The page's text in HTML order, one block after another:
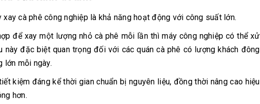
cà phê công nghiệp là khả năng hoạt động với công suất lớn.
để xay một lượng nhỏ cà phê mỗi lần thì máy công nghiệp có thể xử
đặc biệt quan trọng đối với các quán cà phê có lượng khách đông
lớn mỗi ngày.
kiệm đáng kể thời gian chuẩn bị nguyên liệu, đồng thời nâng cao hiệu
hơn.